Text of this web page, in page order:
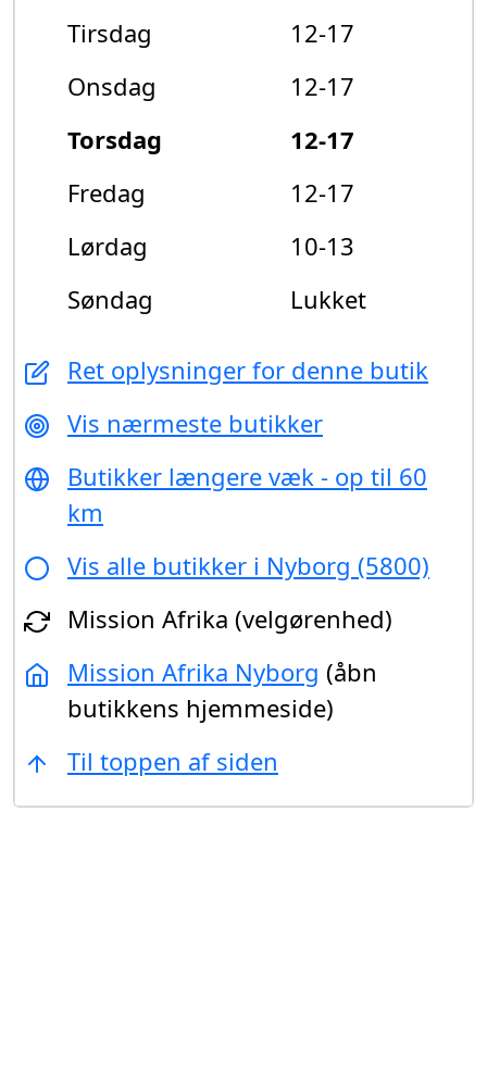
Tirsdag
12-17
Onsdag
12-17
Torsdag
12-17
Fredag
12-17
Lørdag
10-13
Søndag
Lukket
Ret oplysninger for denne butik
Vis nærmeste butikker
Butikker længere væk - op til 60
km
Vis alle butikker i Nyborg (5800)
Mission Afrika (velgørenhed)
Mission Afrika Nyborg (åbn
butikkens hjemmeside)
Til toppen af siden